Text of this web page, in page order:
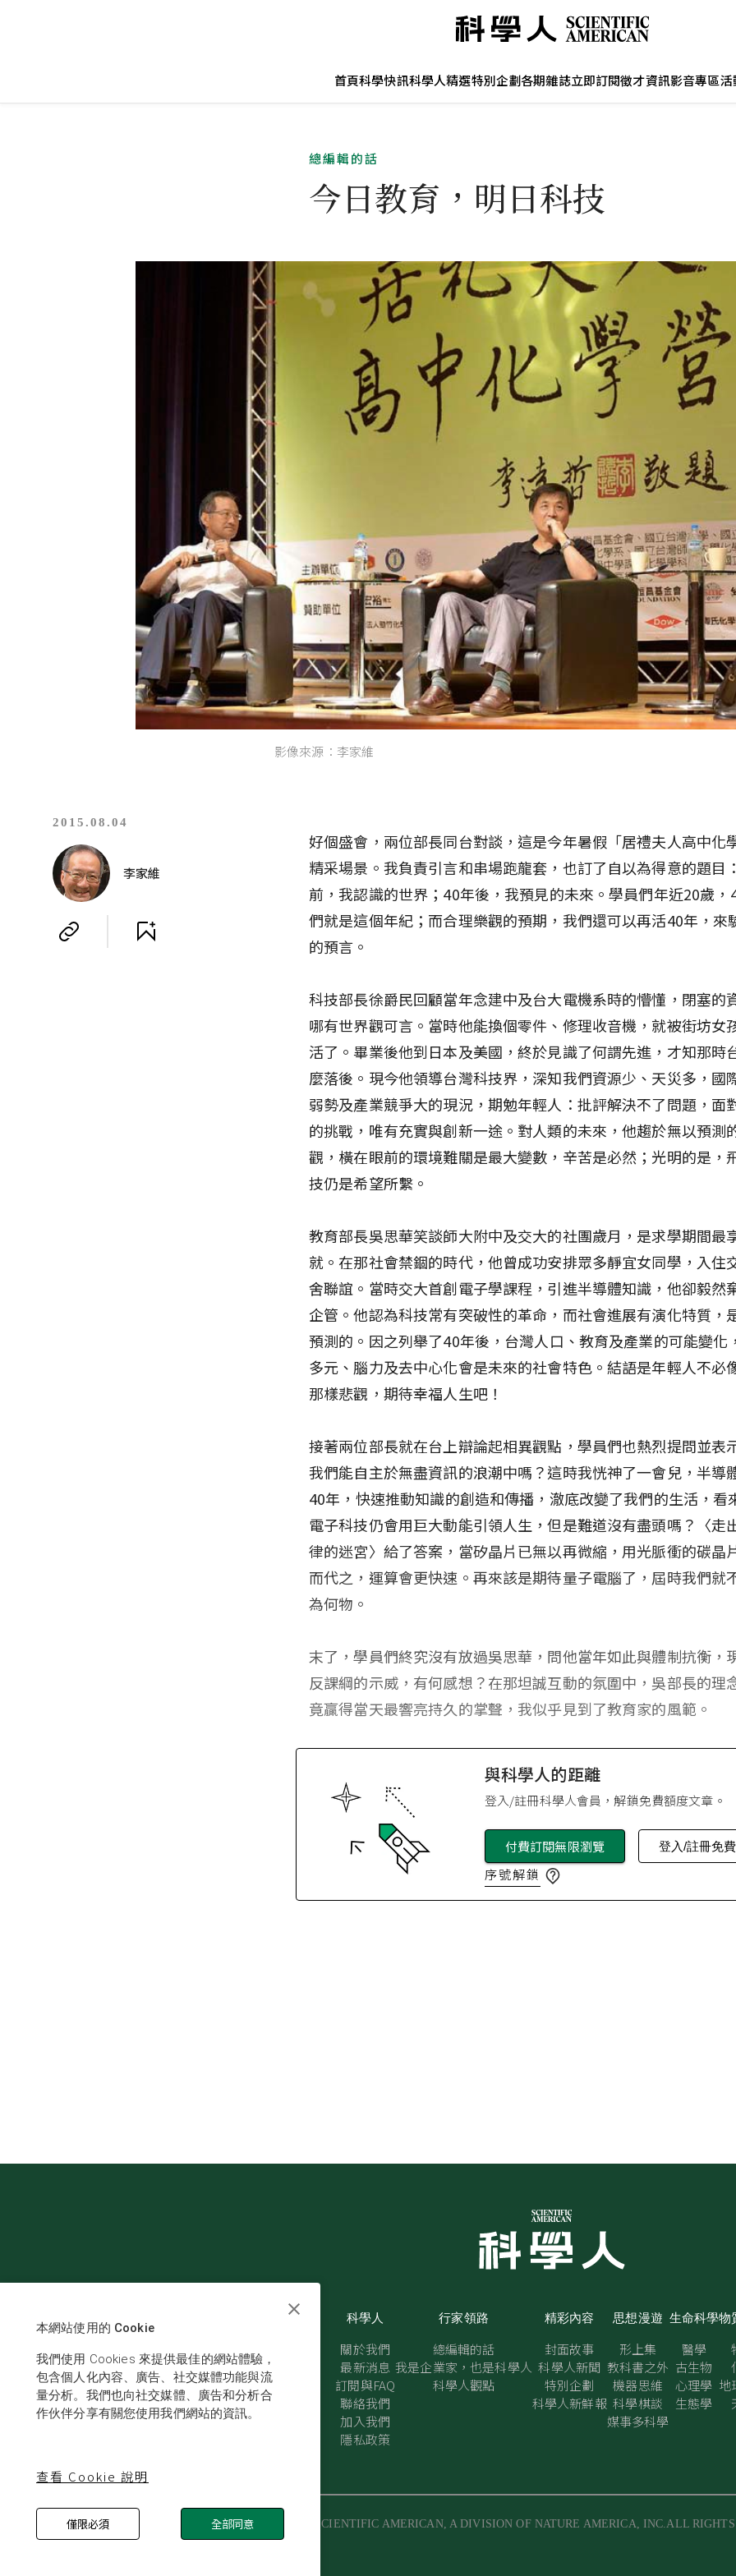
首頁科學快訊科學人精選特別企劃各期雜誌立即訂閱徵才資訊影音專區活
總編輯的話
今日教育，明日科技
影像來源：李家維
2015.08.04
李家維
好個盛會，兩位部長同台對談，這是今年暑假「居禮夫人高中化
精采場景。我負責引言和串場跑龍套，也訂了自以為得意的題目
前，我認識的世界；40年後，我預見的未來。學員們年近20歲，
們就是這個年紀；而合理樂觀的預期，我們還可以再活40年，來
的預言。
科技部長徐爵民回顧當年念建中及台大電機系時的懵懂，閉塞的
哪有世界觀可言。當時他能換個零件、修理收音機，就被街坊女
活了。畢業後他到日本及美國，終於見識了何謂先進，才知那時
麼落後。現今他領導台灣科技界，深知我們資源少、天災多，國
弱勢及產業競爭大的現況，期勉年輕人：批評解決不了問題，面
的挑戰，唯有充實與創新一途。對人類的未來，他趨於無以預測
觀，橫在眼前的環境難關是最大變數，辛苦是必然；光明的是，
技仍是希望所繫。
教育部長吳思華笑談師大附中及交大的社團歲月，是求學期間最
就。在那社會禁錮的時代，他曾成功安排眾多靜宜女同學，入住
舍聯誼。當時交大首創電子學課程，引進半導體知識，他卻毅然
企管。他認為科技常有突破性的革命，而社會進展有演化特質，
預測的。因之列舉了40年後，台灣人口、教育及產業的可能變化
多元、腦力及去中心化會是未來的社會特色。結語是年輕人不必
那樣悲觀，期待幸福人生吧！
接著兩位部長就在台上辯論起相異觀點，學員們也熱烈提問並表
我們能自主於無盡資訊的浪潮中嗎？這時我恍神了一會兒，半導
40年，快速推動知識的創造和傳播，澈底改變了我們的生活，看
電子科技仍會用巨大動能引領人生，但是難道沒有盡頭嗎？〈走
律的迷宮〉給了答案，當矽晶片已無以再微縮，用光脈衝的碳晶
而代之，運算會更快速。再來該是期待量子電腦了，屆時我們就
為何物。
末了，學員們終究沒有放過吳思華，問他當年如此與體制抗衡，
反課綱的示威，有何感想？在那坦誠互動的氛圍中，吳部長的理
竟贏得當天最響亮持久的掌聲，我似乎見到了教育家的風範。
與科學人的距離
登入/註冊科學人會員，解鎖免費額度文章。
付費訂閱無限瀏覽 登入/註冊免
序號解鎖
科學人
關於我們
最新消息
訂閱與FAQ
聯絡我們
加入我們
隱私政策
行家領路
總編輯的話
我是企業家，也是科學人
科學人觀點
精彩內容
封面故事
科學人新聞
特別企劃
科學人新鮮報
思想漫遊
形上集
教科書之外
機器思維
科學棋談
媒事多科學
生命科學
醫學
古生物
心理學
生態學
物
地
© SCIENTIFIC AMERICAN, A DIVISION OF NATURE AMERICA, INC.ALL RIGHTS
本網站使用的 Cookie
我們使用 Cookies 來提供最佳的網站體驗，
包含個人化內容、廣告、社交媒體功能與流
量分析。我們也向社交媒體、廣告和分析合
作伙伴分享有關您使用我們網站的資訊。
查看 Cookie 說明
僅限必須 全部同意